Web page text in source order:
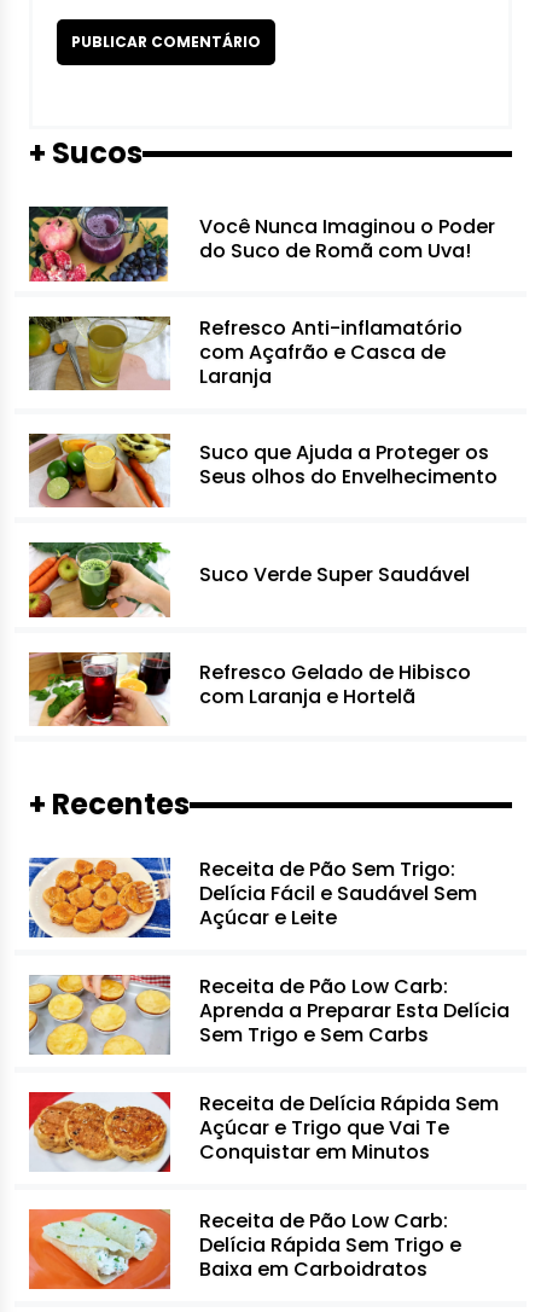
+ Sucos
Você Nunca Imaginou o Poder
do Suco de Romã com Uva!
Refresco Anti-inflamatório
com Açafrão e Casca de
Laranja
Suco que Ajuda a Proteger os
Seus olhos do Envelhecimento
Suco Verde Super Saudável
Refresco Gelado de Hibisco
com Laranja e Hortelã
+ Recentes
Receita de Pão Sem Trigo:
Delícia Fácil e Saudável Sem
Açúcar e Leite
Receita de Pão Low Carb:
Aprenda a Preparar Esta Delícia
Sem Trigo e Sem Carbs
Receita de Delícia Rápida Sem
Açúcar e Trigo que Vai Te
Conquistar em Minutos
Receita de Pão Low Carb:
Delícia Rápida Sem Trigo e
Baixa em Carboidratos